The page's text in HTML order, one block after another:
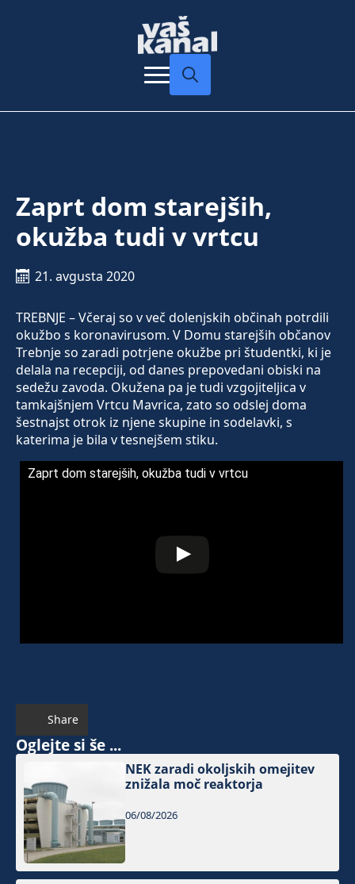
Zaprt dom starejših,
okužba tudi v vrtcu
21. avgusta 2020
TREBNJE – Včeraj so v več dolenjskih občinah potrdili
okužbo s koronavirusom. V Domu starejših občanov
Trebnje so zaradi potrjene okužbe pri študentki, ki je
delala na recepciji, od danes prepovedani obiski na
sedežu zavoda. Okužena pa je tudi vzgojiteljica v
tamkajšnjem Vrtcu Mavrica, zato so odslej doma
šestnajst otrok iz njene skupine in sodelavki, s
katerima je bila v tesnejšem stiku.
Zaprt dom starejših, okužba tudi v vrtcu
Share
Oglejte si še ...
NEK zaradi okoljskih omejitev
znižala moč reaktorja
06/08/2026